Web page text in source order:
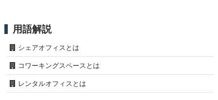
用語解説
シェアオフィスとは
コワーキングスペースとは
レンタルオフィスとは